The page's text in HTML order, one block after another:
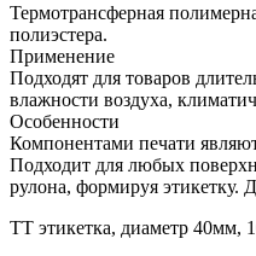
Термотрансферная
полиэстера.
Применение
Подходят для товаров
влажности воздуха,
Особенности
Компонентами печати
Подходит для любых
рулона, формируя этикетку.
ТТ этикетка, диаметр 40мм,